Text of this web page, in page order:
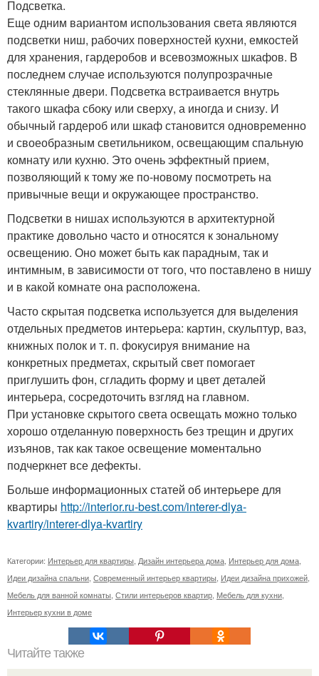
Подсветка.
Еще одним вариантом использования света являются
подсветки ниш, рабочих поверхностей кухни, емкостей
для хранения, гардеробов и всевозможных шкафов. В
последнем случае используются полупрозрачные
стеклянные двери. Подсветка встраивается внутрь
такого шкафа сбоку или сверху, а иногда и снизу. И
обычный гардероб или шкаф становится одновременно
и своеобразным светильником, освещающим спальную
комнату или кухню. Это очень эффектный прием,
позволяющий к тому же по-новому посмотреть на
привычные вещи и окружающее пространство.
Подсветки в нишах используются в архитектурной
практике довольно часто и относятся к зональному
освещению. Оно может быть как парадным, так и
интимным, в зависимости от того, что поставлено в нишу
и в какой комнате она расположена.
Часто скрытая подсветка используется для выделения
отдельных предметов интерьера: картин, скульптур, ваз,
книжных полок и т. п. фокусируя внимание на
конкретных предметах, скрытый свет помогает
приглушить фон, сгладить форму и цвет деталей
интерьера, сосредоточить взгляд на главном.
При установке скрытого света освещать можно только
хорошо отделанную поверхность без трещин и других
изъянов, так как такое освещение моментально
подчеркнет все дефекты.
Больше информационных статей об интерьере для
квартиры http://interior.ru-best.com/interer-dlya-
kvartiry/interer-dlya-kvartiry
Категории: Интерьер для квартиры Дизайн интерьера дома Интерьер для дома
Идеи дизайна спальни Современный интерьер квартиры Идеи дизайна прихожей
Мебель для ванной комнаты Стили интерьеров квартир Мебель для кухни
Интерьер кухни в доме
Читайте также